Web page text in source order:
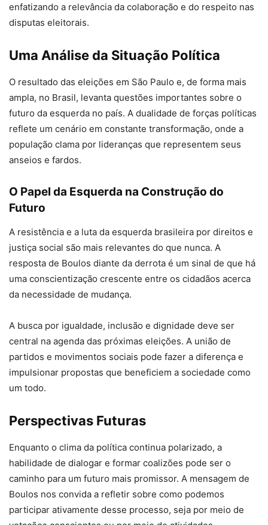
enfatizando a relevância da colaboração e do respeito nas
disputas eleitorais.
Uma Análise da Situação Política
O resultado das eleições em São Paulo e, de forma mais
ampla, no Brasil, levanta questões importantes sobre o
futuro da esquerda no país. A dualidade de forças políticas
reflete um cenário em constante transformação, onde a
população clama por lideranças que representem seus
anseios e fardos.
O Papel da Esquerda na Construção do
Futuro
A resistência e a luta da esquerda brasileira por direitos e
justiça social são mais relevantes do que nunca. A
resposta de Boulos diante da derrota é um sinal de que há
uma conscientização crescente entre os cidadãos acerca
da necessidade de mudança.
A busca por igualdade, inclusão e dignidade deve ser
central na agenda das próximas eleições. A união de
partidos e movimentos sociais pode fazer a diferença e
impulsionar propostas que beneficiem a sociedade como
um todo.
Perspectivas Futuras
Enquanto o clima da política continua polarizado, a
habilidade de dialogar e formar coalizões pode ser o
caminho para um futuro mais promissor. A mensagem de
Boulos nos convida a refletir sobre como podemos
participar ativamente desse processo, seja por meio de